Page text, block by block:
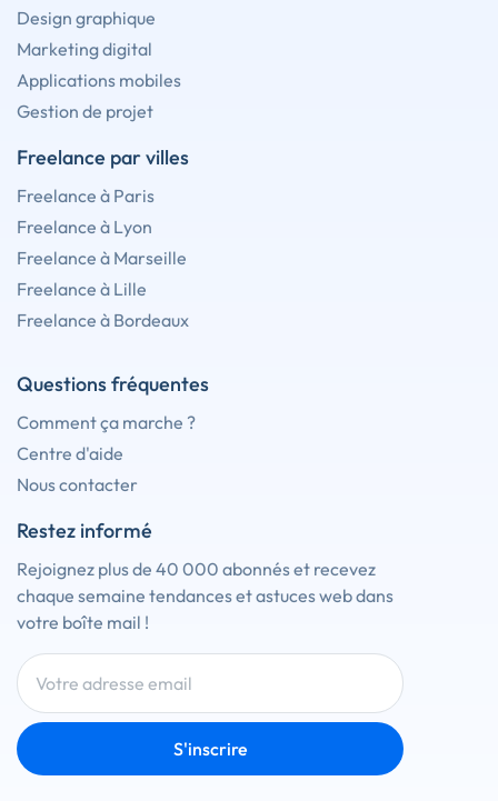
Design graphique
Marketing digital
Applications mobiles
Gestion de projet
Freelance par villes
Freelance à Paris
Freelance à Lyon
Freelance à Marseille
Freelance à Lille
Freelance à Bordeaux
Questions fréquentes
Comment ça marche ?
Centre d'aide
Nous contacter
Restez informé
Rejoignez plus de 40 000 abonnés et recevez
chaque semaine tendances et astuces web dans
votre boîte mail !
S'inscrire